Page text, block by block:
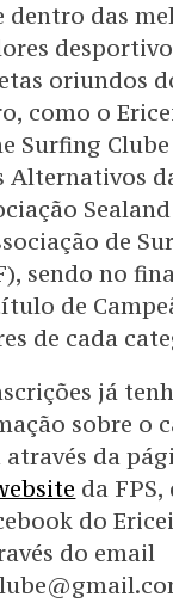
dentro das
oriundos
como o
Surfing
Alternativos
de
sendo no
de
de cada
já
sobre o
da
da
do
do email